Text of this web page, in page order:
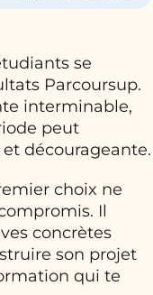
se
Parcoursup.
interminable,
peut
décourageante.
choix ne
Il
concrètes
son projet
qui te